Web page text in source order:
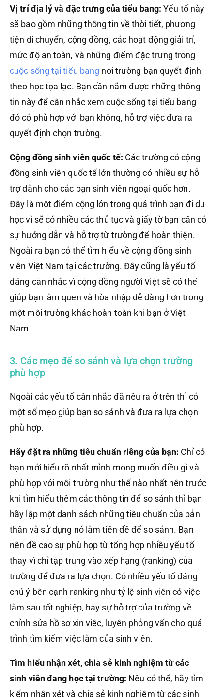
Vị trí địa lý và đặc trưng của tiểu bang:Yếu tố này
sẽ bao gồm những thông tin về thời tiết, phương
tiện di chuyển, cộng đồng, các hoạt động giải trí,
mức độ an toàn, và những điểm đặc trưng trong
cuộc sống tại tiểu bang nơi trường bạn quyết định
theo học tọa lạc. Bạn cần nắm được những thông
tin này để cân nhắc xem cuộc sống tại tiểu bang
đó có phù hợp với bạn không, hỗ trợ việc đưa ra
quyết định chọn trường.
Cộng đồng sinh viên quốc tế: Các trường có cộng
đồng sinh viên quốc tế lớn thường có nhiều sự hỗ
trợ dành cho các bạn sinh viên ngoại quốc hơn.
Đây là một điểm cộng lớn trong quá trình bạn đi du
học vì sẽ có nhiều các thủ tục và giấy tờ bạn cần có
sự hướng dẫn và hỗ trợ từ trường để hoàn thiện.
Ngoài ra bạn có thể tìm hiểu về cộng đồng sinh
viên Việt Nam tại các trường. Đây cũng là yếu tố
đáng cân nhắc vì cộng đồng người Việt sẽ có thể
giúp bạn làm quen và hòa nhập dễ dàng hơn trong
một môi trường khác hoàn toàn khi bạn ở Việt
Nam.
3. Các mẹo để so sánh và lựa chọn trường
phù hợp
Ngoài các yếu tố cân nhắc đã nêu ra ở trên thì có
một số mẹo giúp bạn so sánh và đưa ra lựa chọn
phù hợp.
Hãy đặt ra những tiêu chuẩn riêng của bạn: Chỉ có
bạn mới hiểu rõ nhất mình mong muốn điều gì và
phù hợp với môi trường như thế nào nhất nên trước
khi tìm hiểu thêm các thông tin để so sánh thì bạn
hãy lập một danh sách những tiêu chuẩn của bản
thân và sử dụng nó làm tiền đề để so sánh. Bạn
nên đề cao sự phù hợp từ tổng hợp nhiều yếu tố
thay vì chỉ tập trung vào xếp hạng (ranking) của
trường để đưa ra lựa chọn. Có nhiều yếu tố đáng
chú ý bên cạnh ranking như tỷ lệ sinh viên có việc
làm sau tốt nghiệp, hay sự hỗ trợ của trường về
chỉnh sửa hồ sơ xin việc, luyện phỏng vấn cho quá
trình tìm kiếm việc làm của sinh viên.
Tìm hiểu nhận xét, chia sẻ kinh nghiệm từ các
sinh viên đang học tại trường: Nếu có thể, hãy tìm
kiếm nhận xét và chia sẻ kinh nghiệm từ các sinh